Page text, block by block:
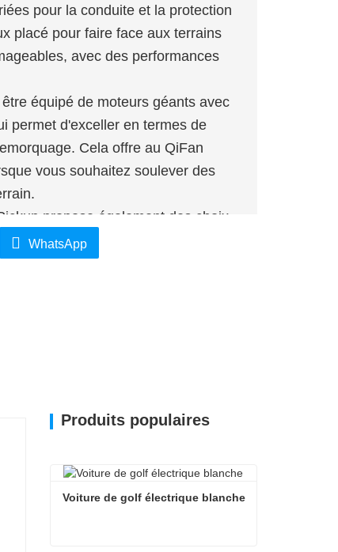
pour la conduite et la protection
placé pour faire face aux terrains
avec des performances
équipé de moteurs géants avec
permet d'exceller en termes de
Cela offre au QiFan
vous souhaitez soulever des
propose également des choix
De nombreux modèles sont
avancés, d'une
d'aide à la conduite pour offrir une
WhatsApp
Produits populaires
Voiture de golf électrique blanche